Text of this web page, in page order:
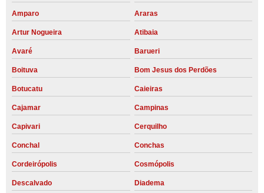
Amparo Araras
Artur Nogueira Atibaia
Avaré Barueri
Boituva Bom Jesus dos Perdões
Botucatu Caieiras
Cajamar Campinas
Capivari Cerquilho
Conchal Conchas
Cordeirópolis Cosmópolis
Descalvado Diadema